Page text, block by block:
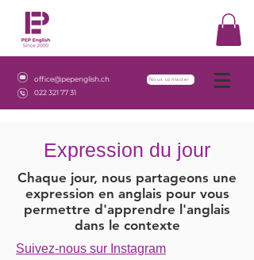
office@pepenglish.ch
022 321 77 31
Nous contacter
Expression du jour
Chaque jour, nous partageons une
expression en anglais pour vous
permettre d'apprendre l'anglais
dans le contexte
Suivez-nous sur Instagram